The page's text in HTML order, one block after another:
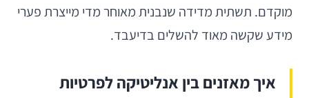
מוקדם. תשתית מדידה שנבנית מאוחר מדי מייצרת פערי
מידע שקשה מאוד להשלים בדיעבד.
איך מאזנים בין אנליטיקה לפרטיות